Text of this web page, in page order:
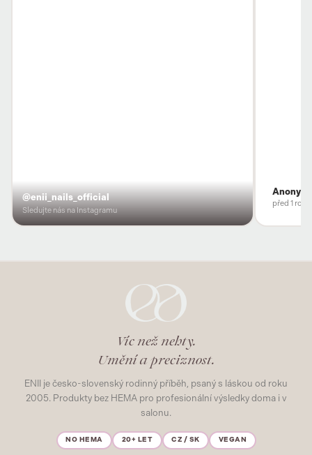
@enii_nails_official
Sledujte nás na Instagramu
Anonym
před 1
Víc než nehty.
Umění a preciznost.
ENII je česko-slovenský rodinný příběh, psaný s láskou od roku
2005. Produkty bez HEMA pro profesionální výsledky doma i v
salonu.
NO HEMA 20+ LET CZ / SK VEGAN